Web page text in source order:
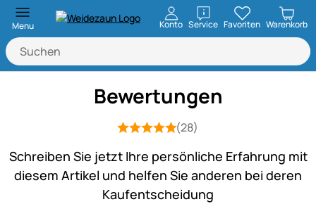
Menu Konto ServiceöffnenFavoriten Warenkorb
Bewertungen
Bewertung: 5 von 5 (28
28 Bewertungen
(28)
Schreiben Sie jetzt Ihre persönliche Erfahrung mit
diesem Artikel und helfen Sie anderen bei deren
Kaufentscheidung